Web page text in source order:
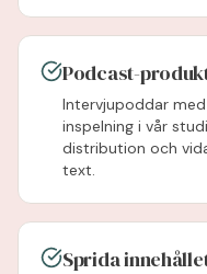
Podcast-
Intervjupoddar
inspelning i vår
distribution och
text.
Sprida